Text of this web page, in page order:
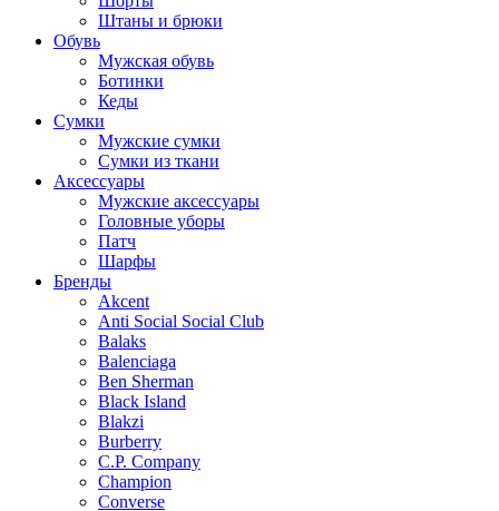
Штаны и брюки
Обувь
Мужская обувь
Ботинки
Кеды
Сумки
Мужские сумки
Сумки из ткани
Аксессуары
Мужские аксессуары
Головные уборы
Патч
Шарфы
Бренды
Akcent
Anti Social Social Club
Balaks
Balenciaga
Ben Sherman
Black Island
Blakzi
Burberry
C.P. Company
Champion
Converse